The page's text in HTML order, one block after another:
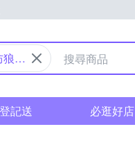
心
狼用
登記送 必逛好店